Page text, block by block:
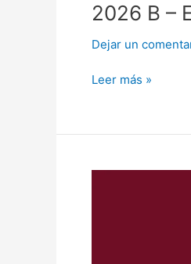
2026 B –
Dejar un
Leer más »